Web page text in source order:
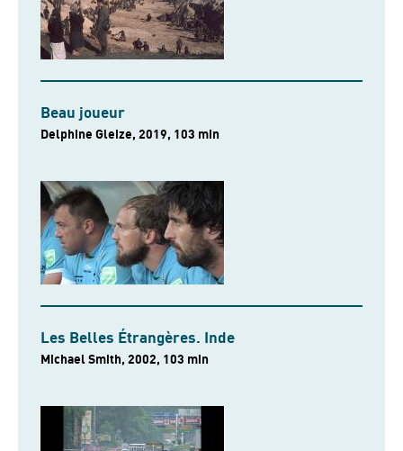
Beau joueur
Delphine Gleize, 2019, 103 min
Les Belles Étrangères. Inde
Michael Smith, 2002, 103 min